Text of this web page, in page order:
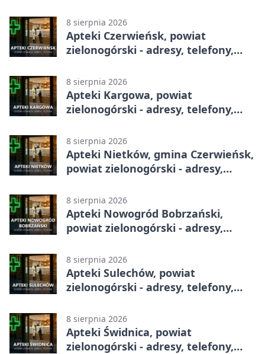
8 sierpnia 2026
Apteki Czerwieńsk, powiat
zielonogórski - adresy, telefony,
8 sierpnia 2026
Apteki Kargowa, powiat
zielonogórski - adresy, telefony,
8 sierpnia 2026
Apteki Nietków, gmina Czerwieńsk,
powiat zielonogórski - adresy,
8 sierpnia 2026
Apteki Nowogród Bobrzański,
powiat zielonogórski - adresy,
8 sierpnia 2026
Apteki Sulechów, powiat
zielonogórski - adresy, telefony,
8 sierpnia 2026
Apteki Świdnica, powiat
zielonogórski - adresy, telefony,